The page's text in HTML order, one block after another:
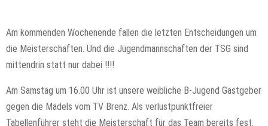
Am kommenden Wochenende fallen die letzten Entscheidungen um
die Meisterschaften. Und die Jugendmannschaften der TSG sind
mittendrin statt nur dabei !!!!
Am Samstag um 16.00 Uhr ist unsere weibliche B-Jugend Gastgeber
gegen die Mädels vom TV Brenz. Als verlustpunktfreier
Tabellenführer steht die Meisterschaft für das Team bereits fest.